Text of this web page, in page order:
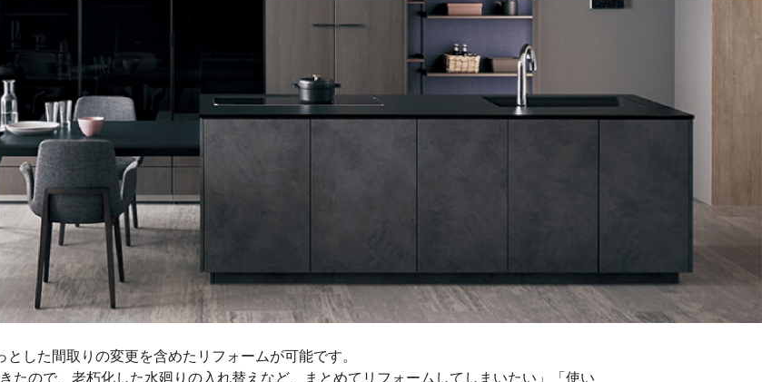
した間取りの変更を含めたリフォームが可能です。
たので、老朽化した水廻りの入れ替えなど、まとめてリフォームしてしまいたい」「使い